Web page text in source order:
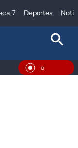
7 Deportes
En Vivo